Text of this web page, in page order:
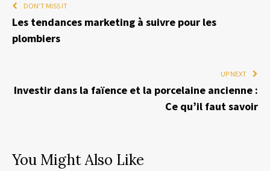
DON'T MISS IT
Les tendances marketing à suivre pour les
plombiers
UP NEXT
Investir dans la faïence et la porcelaine ancienne :
Ce qu’il faut savoir
You Might Also Like